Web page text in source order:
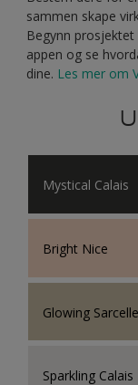
sammen skape
Begynn
appen og se
dine. Les mer om
Mystical Calais
Bright Nice
Glowing
Sparkling Calais